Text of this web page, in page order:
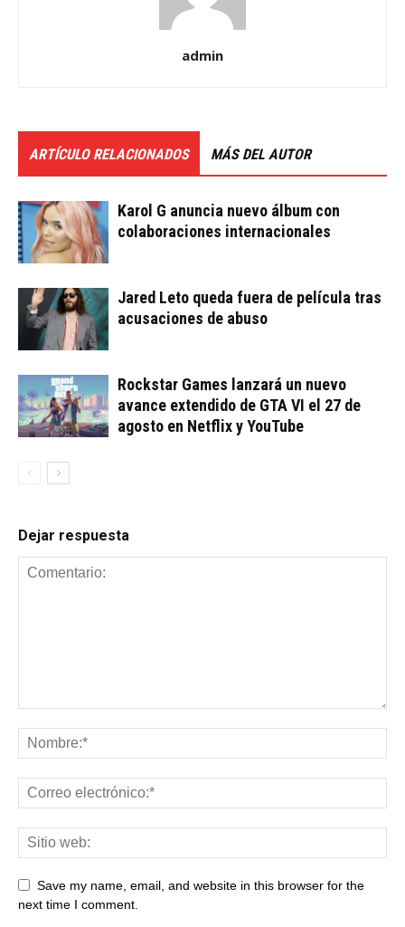
admin
ARTÍCULO RELACIONADOS MÁS DEL AUTOR
Karol G anuncia nuevo álbum con
colaboraciones internacionales
Jared Leto queda fuera de película tras
acusaciones de abuso
Rockstar Games lanzará un nuevo
avance extendido de GTA VI el 27 de
agosto en Netflix y YouTube
Dejar respuesta
Save my name, email, and website in this browser for the
next time I comment.